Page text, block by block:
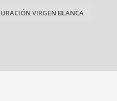
VIRGEN BLANCA